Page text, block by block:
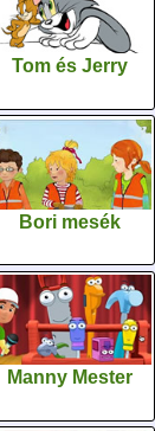
Tom és Jerry
Bori mesék
Manny Mester